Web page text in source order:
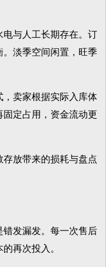
与人工长期存在。订
淡季空间闲置，旺季
卖家根据实际入库体
定占用，资金流动更
放带来的损耗与盘点
发漏发。每一次售后
再次投入。